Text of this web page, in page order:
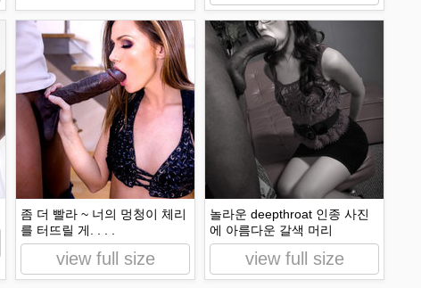
좀 더 빨라 ~ 너의 멍청이 체리
를 터뜨릴 게. . . .
view full size
놀라운 deepthroat 인종 사진
에 아름다운 갈색 머리
view full size